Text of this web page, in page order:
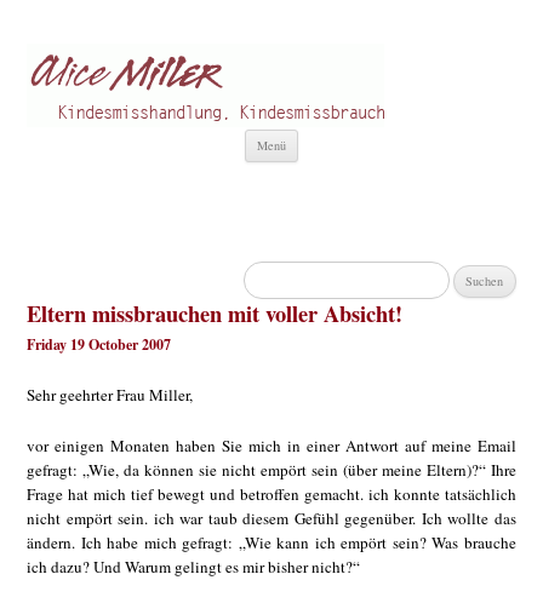
Menü
Suchen
nach:
Eltern missbrauchen mit voller Absicht!
Friday 19 October 2007
Sehr geehrter Frau Miller,
vor einigen Monaten haben Sie mich in einer Antwort auf meine Email
gefragt: „Wie, da können sie nicht empört sein (über meine Eltern)?“ Ihre
Frage hat mich tief bewegt und betroffen gemacht. ich konnte tatsächlich
nicht empört sein. ich war taub diesem Gefühl gegenüber. Ich wollte das
ändern. Ich habe mich gefragt: „Wie kann ich empört sein? Was brauche
ich dazu? Und Warum gelingt es mir bisher nicht?“